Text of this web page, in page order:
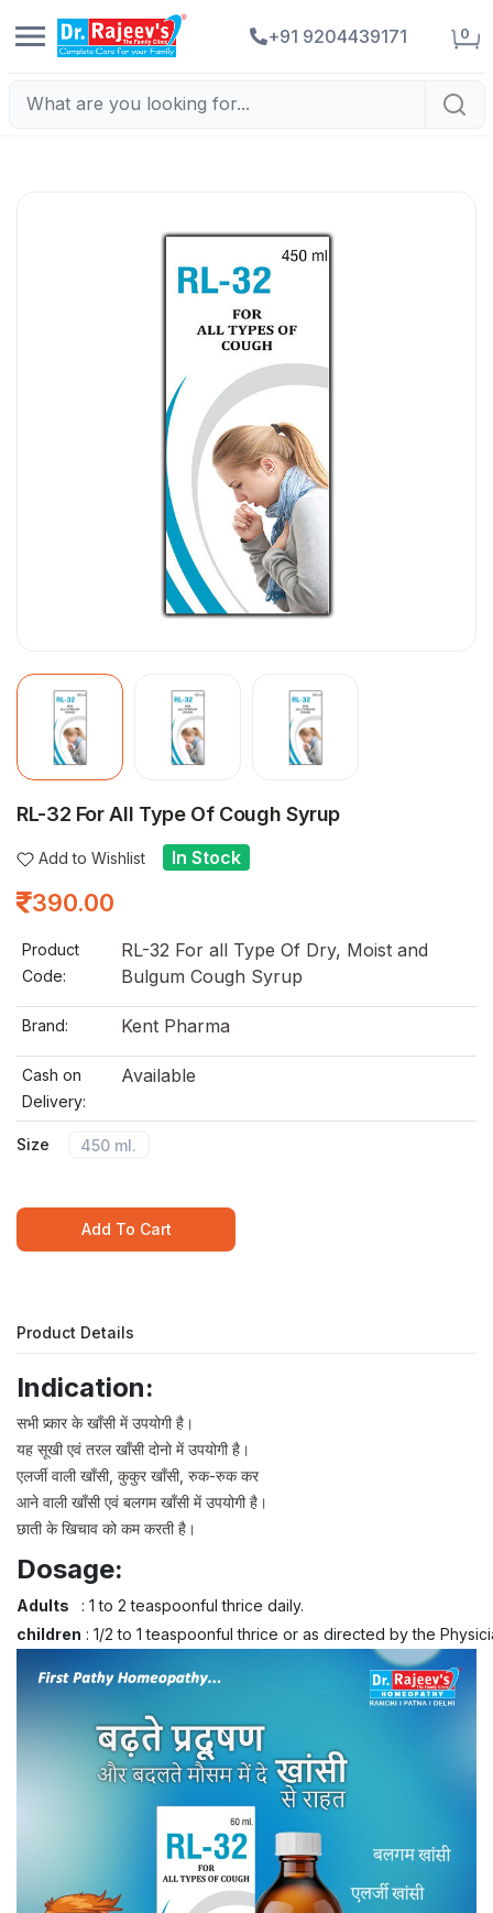
+91 9204439171 0
RL-32 For All Type Of Cough Syrup
Add to Wishlist In Stock
390.00
Product
Code:
RL-32 For all Type Of Dry, Moist and
Bulgum Cough Syrup
Brand: Kent Pharma
Cash on
Delivery:
Available
Size 450 ml.
Add To Cart
Product Details
Indication:
सभी प्र्कार के खाँसी में उपयोगी है।
यह सूखी एवं तरल खाँसी दोनो में उपयोगी है।
एलर्जी वाली खाँसी, कुकुर खाँसी, रुक-रुक कर
आने वाली खाँसी एवं बलगम खाँसी में उपयोगी है।
छाती के खिचाव को कम करती है।
Dosage:
Adults
: 1 to 2 teaspoonful thrice daily.
children : 1/2 to 1 teaspoonful thrice or as directed by the